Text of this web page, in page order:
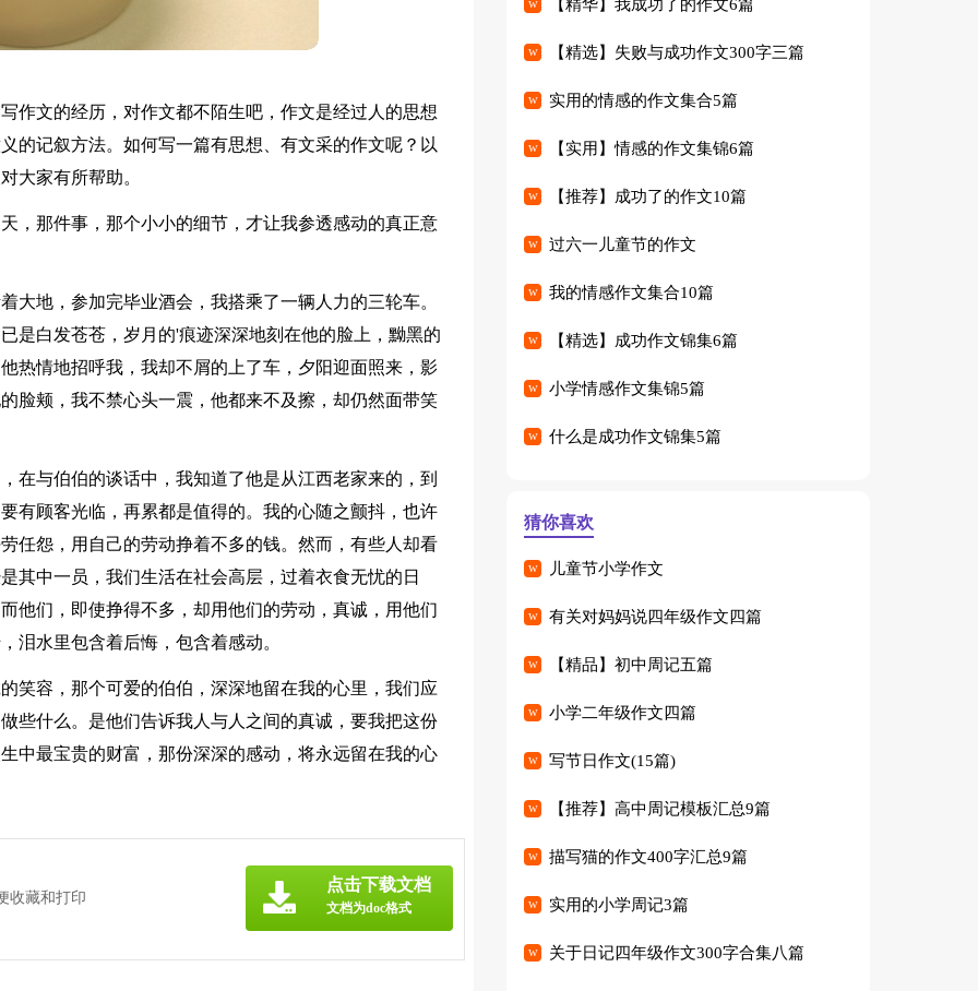
作文的经历，对作文都不陌生吧，作文是经过人的思想
的记叙方法。如何写一篇有思想、有文采的作文呢？以
大家有所帮助。
，那件事，那个小小的细节，才让我参透感动的真正意
大地，参加完毕业酒会，我搭乘了一辆人力的三轮车。
是白发苍苍，岁月的'痕迹深深地刻在他的脸上，黝黑的
热情地招呼我，我却不屑的上了车，夕阳迎面照来，影
脸颊，我不禁心头一震，他都来不及擦，却仍然面带笑
在与伯伯的谈话中，我知道了他是从江西老家来的，到
有顾客光临，再累都是值得的。我的心随之颤抖，也许
任怨，用自己的劳动挣着不多的钱。然而，有些人却看
其中一员，我们生活在社会高层，过着衣食无忧的日
他们，即使挣得不多，却用他们的劳动，真诚，用他们
泪水里包含着后悔，包含着感动。
笑容，那个可爱的伯伯，深深地留在我的心里，我们应
些什么。是他们告诉我人与人之间的真诚，要我把这份
中最宝贵的财富，那份深深的感动，将永远留在我的心
收藏和打印
点击下载文档
文档为doc格式
【精华】我成功了的作文6篇
【精选】失败与成功作文300字三篇
实用的情感的作文集合5篇
【实用】情感的作文集锦6篇
【推荐】成功了的作文10篇
过六一儿童节的作文
我的情感作文集合10篇
【精选】成功作文锦集6篇
小学情感作文集锦5篇
什么是成功作文锦集5篇
猜你喜欢
儿童节小学作文
有关对妈妈说四年级作文四篇
【精品】初中周记五篇
小学二年级作文四篇
写节日作文(15篇)
【推荐】高中周记模板汇总9篇
描写猫的作文400字汇总9篇
实用的小学周记3篇
关于日记四年级作文300字合集八篇